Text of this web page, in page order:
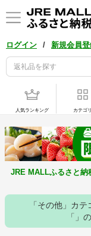
ログイン / 新規会員
人気ランキング カテゴリ
JRE MALLふるさと納
「その他」カ
「」